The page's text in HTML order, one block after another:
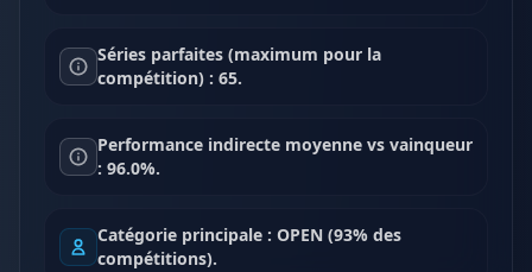
Séries parfaites (maximum pour la
compétition) : 65.
Performance indirecte moyenne vs vainqueur
: 96.0%.
Catégorie principale : OPEN (93% des
compétitions).